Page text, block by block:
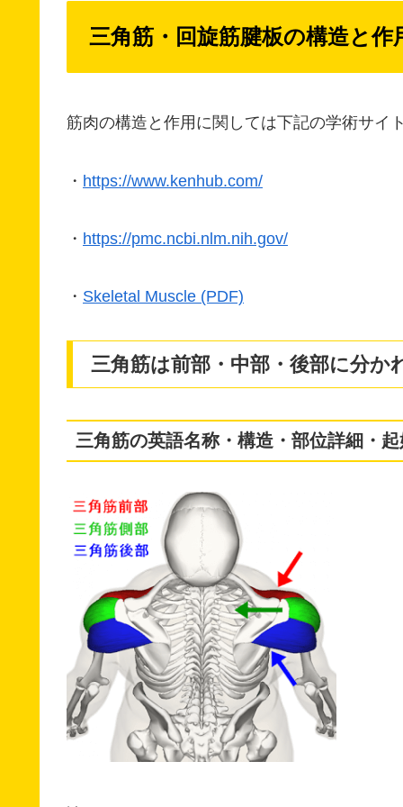
三角筋・回旋筋腱板の構造と作
筋肉の構造と作用に関しては下記の学術サイ
・ https://www.kenhub.com/
・ https://pmc.ncbi.nlm.nih.gov/
・ Skeletal Muscle (PDF)
三角筋は前部・中部・後部に分
三角筋の英語名称・構造・部位詳細・